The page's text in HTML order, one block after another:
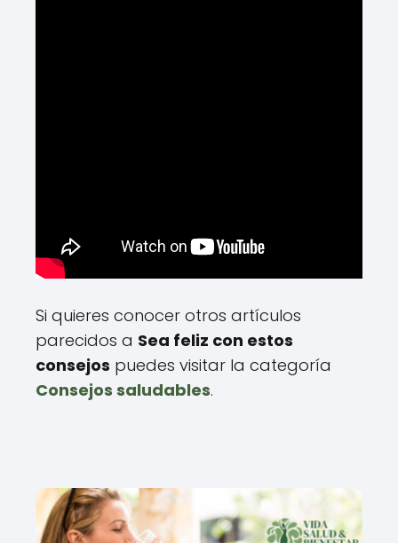
Si quieres conocer otros artículos
parecidos a Sea feliz con estos
consejos puedes visitar la categoría
Consejos saludables.